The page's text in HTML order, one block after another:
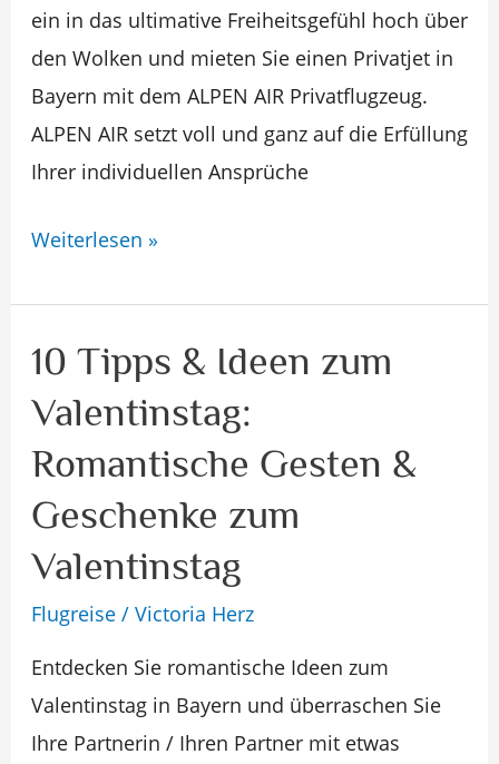
ein in das ultimative Freiheitsgefühl hoch über
den Wolken und mieten Sie einen Privatjet in
Bayern mit dem ALPEN AIR Privatflugzeug.
ALPEN AIR setzt voll und ganz auf die Erfüllung
Ihrer individuellen Ansprüche
Weiterlesen »
10 Tipps & Ideen zum
Valentinstag:
Romantische Gesten &
Geschenke zum
Valentinstag
Flugreise/ Victoria Herz
Entdecken Sie romantische Ideen zum
Valentinstag in Bayern und überraschen Sie
Ihre Partnerin / Ihren Partner mit etwas
10
&
Ideen
zum
Romantische
Gesten
&
Geschenke
zum